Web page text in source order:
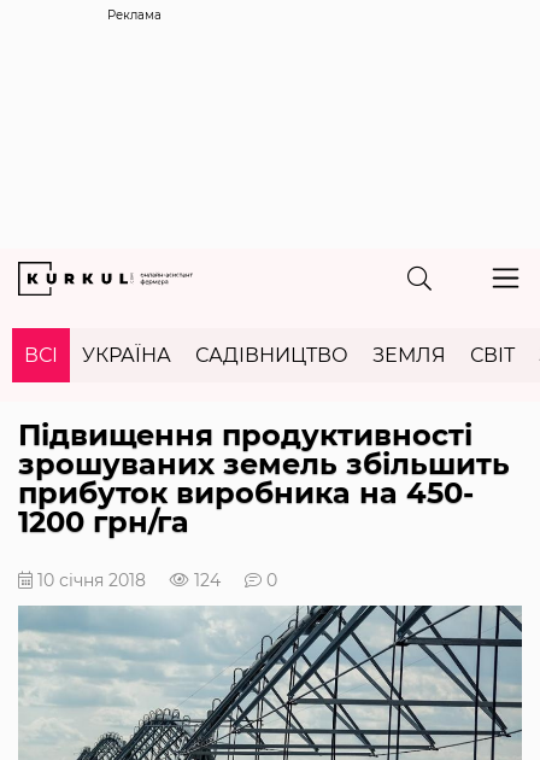
Реклама
ВСІ УКРАЇНА САДІВНИЦТВО ЗЕМЛЯ СВІТ
Підвищення продуктивності
зрошуваних земель збільшить
прибуток виробника на 450-
1200 грн/га
10 січня 2018 124 0